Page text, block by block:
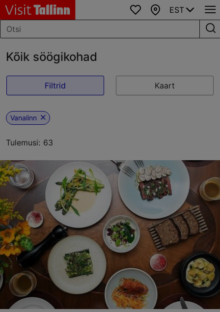
Lemmikud
Kaart
EST
Kõik söögikohad
Filtrid Kaart
Vanalinn
Tulemusi: 63